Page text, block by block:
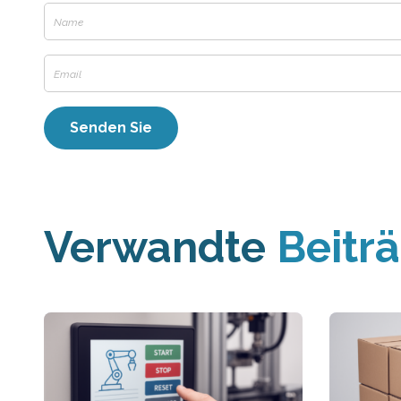
Verwandte